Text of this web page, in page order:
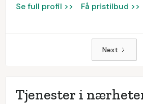
Se full profil >> Få pristilbud >>
Next
Tjenester i